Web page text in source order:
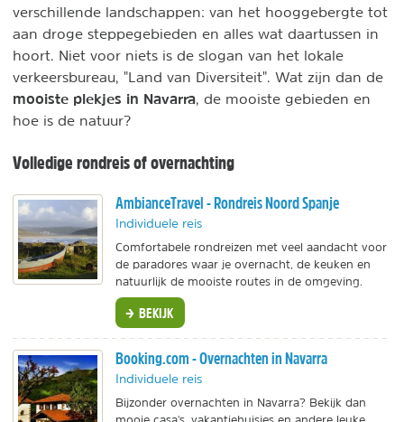
verschillende landschappen: van het hooggebergte tot
aan droge steppegebieden en alles wat daartussen in
hoort. Niet voor niets is de slogan van het lokale
verkeersbureau, "Land van Diversiteit". Wat zijn dan de
mooiste plekjes in Navarra , de mooiste gebieden en
hoe is de natuur?
Volledige rondreis of overnachting
AmbianceTravel - Rondreis Noord Spanje
Individuele reis
Comfortabele rondreizen met veel aandacht voor
de paradores waar je overnacht, de keuken en
natuurlijk de mooiste routes in de omgeving.
BEKIJK
Booking.com - Overnachten in Navarra
Individuele reis
Bijzonder overnachten in Navarra? Bekijk dan